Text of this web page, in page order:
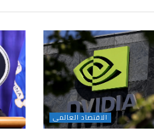
الاقتصاد العالمى